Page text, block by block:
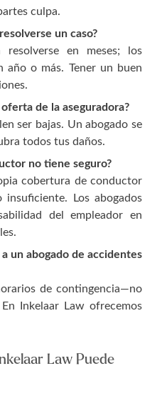
culpa.
un caso?
resolverse en meses; los
año o más. Tener un buen
de la aseguradora?
ser bajas. Un abogado se
todos tus daños.
no tiene seguro?
cobertura de conductor
Los abogados
del empleador en
un abogado de accidentes
de contingencia—no
Inkelaar Law ofrecemos
Law Puede